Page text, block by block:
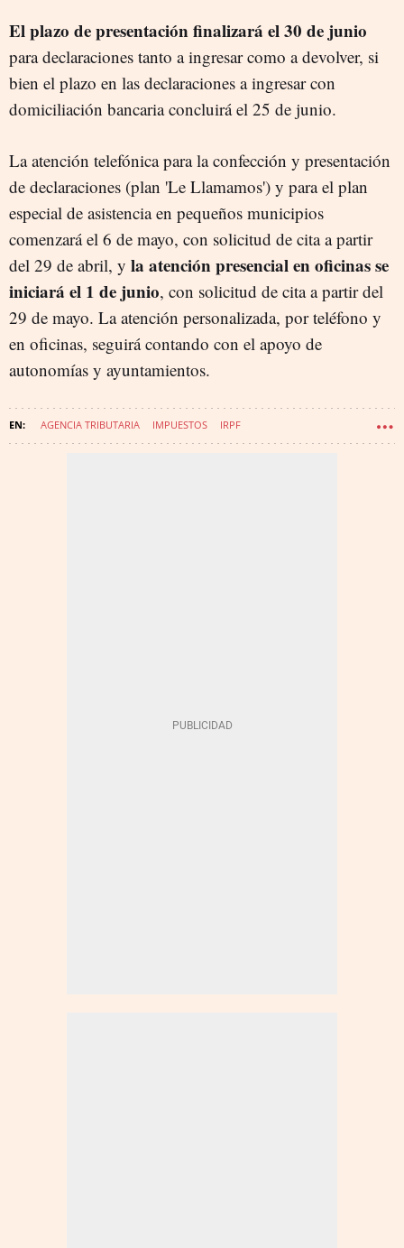
El plazo de presentación finalizará el 30 de junio
para declaraciones tanto a ingresar como a devolver, si
bien el plazo en las declaraciones a ingresar con
domiciliación bancaria concluirá el 25 de junio.
La atención telefónica para la confección y presentación
de declaraciones (plan 'Le Llamamos') y para el plan
especial de asistencia en pequeños municipios
comenzará el 6 de mayo, con solicitud de cita a partir
del 29 de abril, y la atención presencial en oficinas se
iniciará el 1 de junio, con solicitud de cita a partir del
29 de mayo. La atención personalizada, por teléfono y
en oficinas, seguirá contando con el apoyo de
autonomías y ayuntamientos.
AGENCIA TRIBUTARIA IMPUESTOS IRPF